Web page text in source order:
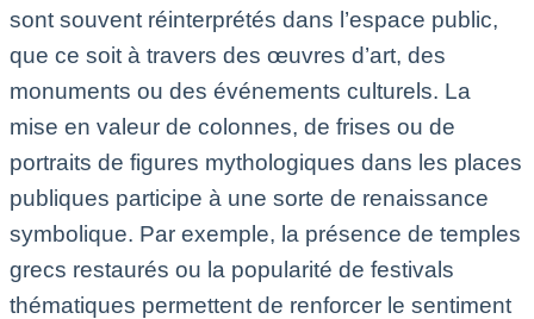
sont souvent réinterprétés dans l’espace public,
que ce soit à travers des œuvres d’art, des
monuments ou des événements culturels. La
mise en valeur de colonnes, de frises ou de
portraits de figures mythologiques dans les places
publiques participe à une sorte de renaissance
symbolique. Par exemple, la présence de temples
grecs restaurés ou la popularité de festivals
thématiques permettent de renforcer le sentiment